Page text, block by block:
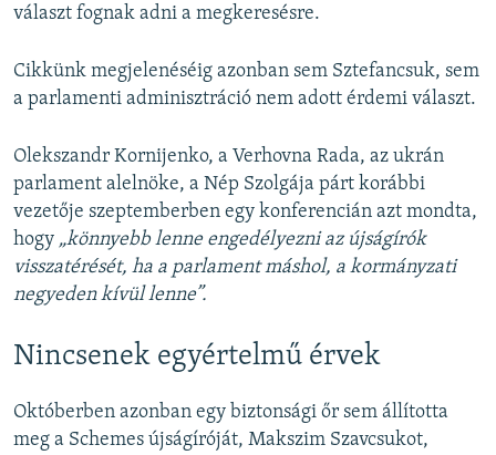
választ fognak adni a megkeresésre.
Cikkünk megjelenéséig azonban sem Sztefancsuk, sem
a parlamenti adminisztráció nem adott érdemi választ.
Olekszandr Kornijenko, a Verhovna Rada, az ukrán
parlament alelnöke, a Nép Szolgája párt korábbi
vezetője szeptemberben egy konferencián azt mondta,
hogy „könnyebb lenne engedélyezni az újságírók
visszatérését, ha a parlament máshol, a kormányzati
negyeden kívül lenne”.
Nincsenek egyértelmű érvek
Októberben azonban egy biztonsági őr sem állította
meg a Schemes újságíróját, Makszim Szavcsukot,